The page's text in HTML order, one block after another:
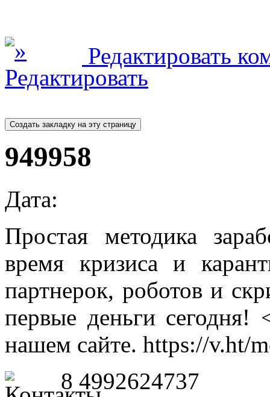
Редактировать
949958
Дата:
Простая методика
время кризиса и
партнерок, роботов и
первые деньги
нашем сайте. https://v.ht/
8 4992624737